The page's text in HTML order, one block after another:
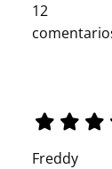
12
Freddy